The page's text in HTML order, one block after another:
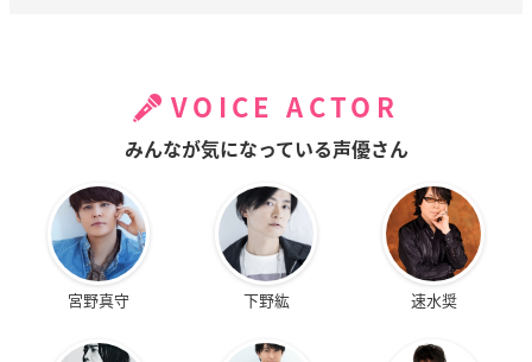
VOICE ACTOR
みんなが気になっている声優さん
宮野真守 下野紘 速水奨